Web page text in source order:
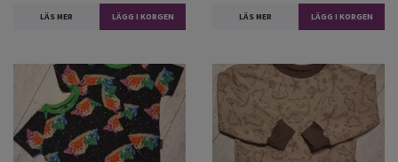
LÄS MER LÄGG I KORGEN LÄS MER LÄGG I KORGEN